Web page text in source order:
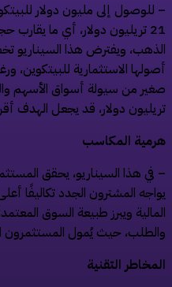
إلى مليون دولار
21 تريليون دولار، أي ما يقارب
الاستثمارية للبيتكوين،
دولار، قد يجعل الهدف
المكاسب
هذا السيناريو، يحقق
المشترون الجدد تكاليفًا
ويبرز طبيعة السوق
حيث يُمول المستثمرون
التقنية